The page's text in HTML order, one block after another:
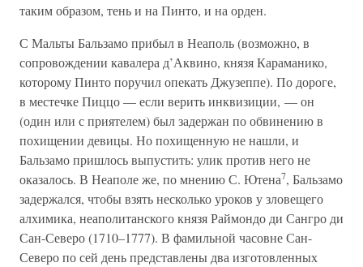
таким образом, тень и на Пинто, и на орден.
С Мальты Бальзамо прибыл в Неаполь (возможно, в
сопровождении кавалера д’Аквино, князя Караманико,
которому Пинто поручил опекать Джузеппе). По дороге,
в местечке Пиццо — если верить инквизиции, — он
(один или с приятелем) был задержан по обвинению в
похищении девицы. Но похищенную не нашли, и
Бальзамо пришлось выпустить: улик против него не
оказалось. В Неаполе же, по мнению С. Ютена7, Бальзамо
задержался, чтобы взять несколько уроков у зловещего
алхимика, неаполитанского князя Раймондо ди Сангро ди
Сан-Северо (1710–1777). В фамильной часовне Сан-
Северо по сей день представлены два изготовленных